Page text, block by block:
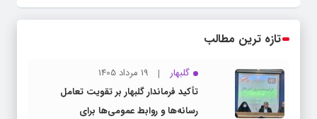
تازه ترین مطالب
گلبهار
19 مرداد 1405
تأکید فرماندار گلبهار بر تقویت تعامل
رسانه‌ها و روابط عمومی‌ها برای